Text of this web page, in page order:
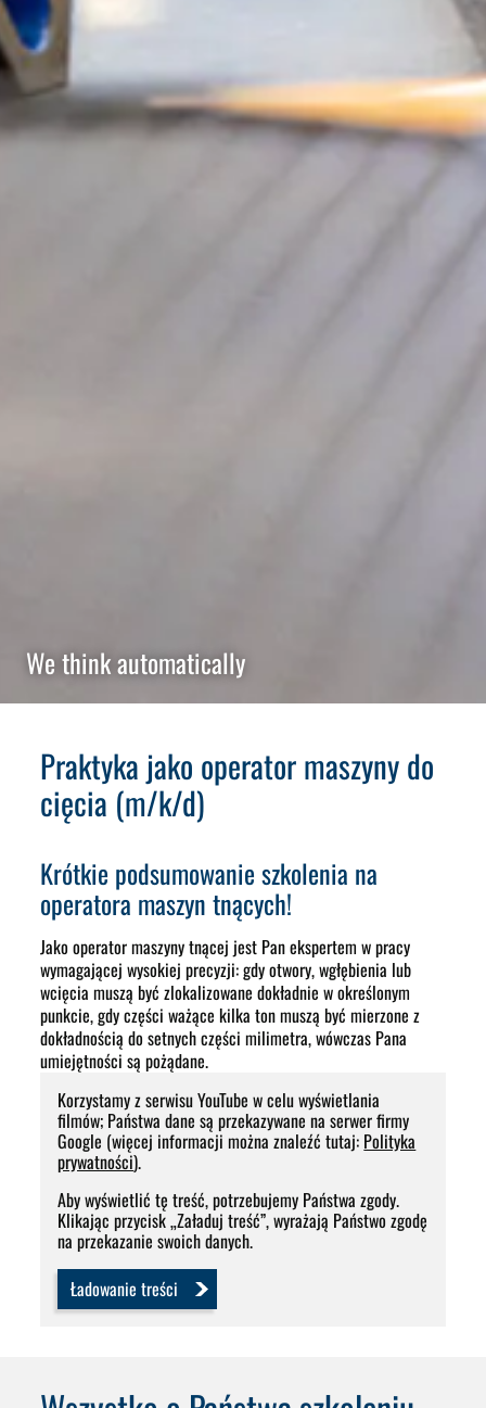
We think automatically
Praktyka jako operator maszyny do
cięcia (m/k/d)
Krótkie podsumowanie szkolenia na
operatora maszyn tnących!
Jako operator maszyny tnącej jest Pan ekspertem w pracy
wymagającej wysokiej precyzji: gdy otwory, wgłębienia lub
wcięcia muszą być zlokalizowane dokładnie w określonym
punkcie, gdy części ważące kilka ton muszą być mierzone z
dokładnością do setnych części milimetra, wówczas Pana
umiejętności są pożądane.
Korzystamy z serwisu YouTube w celu wyświetlania
filmów; Państwa dane są przekazywane na serwer firmy
Google (więcej informacji można znaleźć tutaj: Polityka
prywatności).
Aby wyświetlić tę treść, potrzebujemy Państwa zgody.
Klikając przycisk „Załaduj treść”, wyrażają Państwo zgodę
na przekazanie swoich danych.
Ładowanie treści